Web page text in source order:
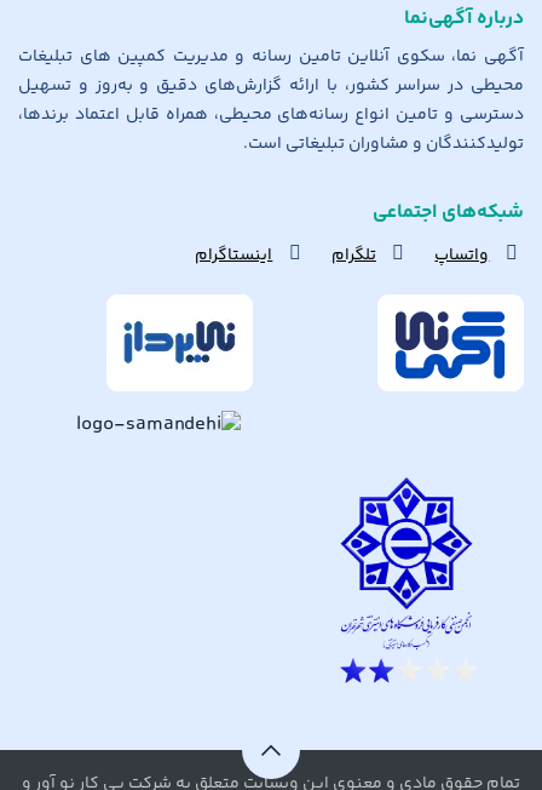
درباره آگهی‌نما
آگهی نما، سکوی آنلاین تامین رسانه و مدیریت کمپین های تبلیغات
محیطی در سراسر کشور، با ارائه گزارش‌های دقیق و به‌روز و تسهیل
دسترسی و تامین انواع رسانه‌های محیطی، همراه قابل اعتماد برندها،
تولیدکنندگان و مشاوران تبلیغاتی است.
شبکه‌های اجتماعی
واتساپ تلگرام اینستاگرام
تمام حقوق مادی و معنوی این وبسایت متعلق به شرکت پی کار نو آور و